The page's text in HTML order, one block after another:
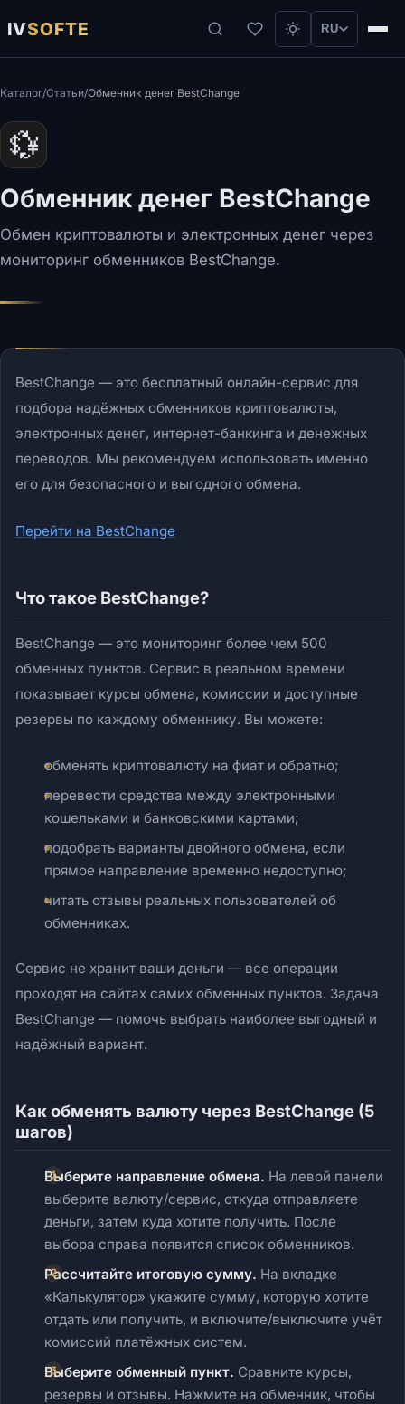
IVSOFTE RU
Каталог/Статьи/Обменник денег BestChange
💱
Обменник денег BestChange
Обмен криптовалюты и электронных денег через
мониторинг обменников BestChange.
BestChange — это бесплатный онлайн-сервис для
подбора надёжных обменников криптовалюты,
электронных денег, интернет-банкинга и денежных
переводов. Мы рекомендуем использовать именно
его для безопасного и выгодного обмена.
Перейти на BestChange
Что такое BestChange?
BestChange — это мониторинг более чем 500
обменных пунктов. Сервис в реальном времени
показывает курсы обмена, комиссии и доступные
резервы по каждому обменнику. Вы можете:
обменять криптовалюту на фиат и обратно;
перевести средства между электронными
кошельками и банковскими картами;
подобрать варианты двойного обмена, если
прямое направление временно недоступно;
читать отзывы реальных пользователей об
обменниках.
Сервис не хранит ваши деньги — все операции
проходят на сайтах самих обменных пунктов. Задача
BestChange — помочь выбрать наиболее выгодный и
надёжный вариант.
Как обменять валюту через BestChange (5
шагов)
Выберите направление обмена. На левой панели
выберите валюту/сервис, откуда отправляете
деньги, затем куда хотите получить. После
выбора справа появится список обменников.
Рассчитайте итоговую сумму. На вкладке
«Калькулятор» укажите сумму, которую хотите
отдать или получить, и включите/выключите учёт
комиссий платёжных систем.
Выберите обменный пункт. Сравните курсы,
резервы и отзывы. Нажмите на обменник, чтобы